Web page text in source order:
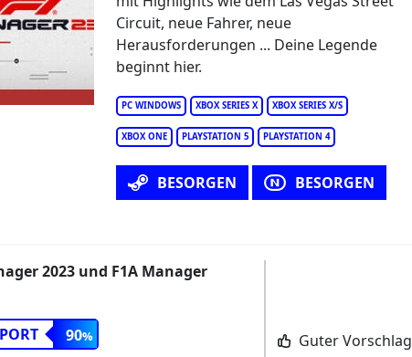
F1 Manager 2023
PC WINDOWS XBOX SERIES X XBOX SERIES X/S
XBOX ONE PLAYSTATION 5 PLAYSTATION 4
Circuit, neue Fahrer, neue
Herausforderungen ... Deine Legende
beginnt hier.
BESORGEN BESORGEN
2023 und F1A Manager
90
Guter Vorschlag